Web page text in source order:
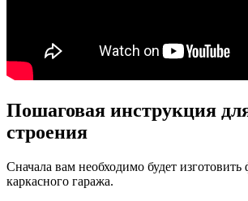
Пошаговая инструкция
строения
Сначала вам необходимо будет
каркасного гаража.